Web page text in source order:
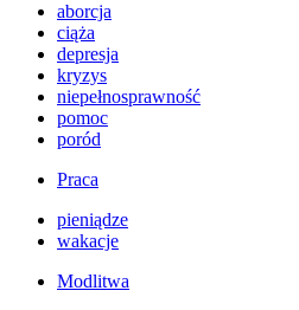
aborcja
ciąża
depresja
kryzys
niepełnosprawność
pomoc
poród
Praca
pieniądze
wakacje
Modlitwa